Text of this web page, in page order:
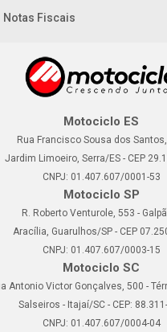
Notas Fiscais
Motociclo ES
Rua Francisco Sousa dos Santos,
Jardim Limoeiro, Serra/ES - CEP
CNPJ: 01.407.607/0001-53
Motociclo SP
R. Roberto Venturole, 553 -
Aracília, Guarulhos/SP - CEP
CNPJ: 01.407.607/0003-15
Motociclo SC
Antonio Victor Gonçalves, 500 -
Salseiros - Itajaí/SC - CEP:
CNPJ: 01.407.607/0004-04